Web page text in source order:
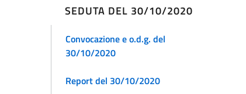
SEDUTA DEL 30/10/2020
Convocazione e o.d.g. del
30/10/2020
Report del 30/10/2020